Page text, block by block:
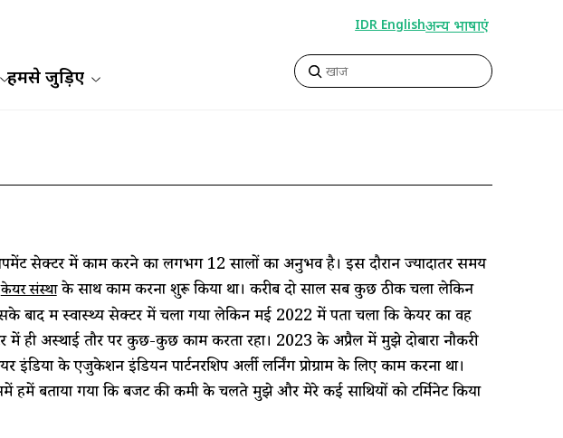
हमसे जुड़िए
IDR Englishअन्य भाषाएं
सेक्टर में काम करने का लगभग 12 सालों का अनुभव है। इस दौरान ज्यादातर समय
केयर संस्थाके साथ काम करना शुरू किया था। करीब दो साल सब कुछ ठीक चला लेकिन
उसके बाद मैं स्वास्थ्य सेक्टर में चला गया लेकिन मई 2022 में पता चला कि केयर का वह
में ही अस्थाई तौर पर कुछ-कुछ काम करता रहा। 2023 के अप्रैल में मुझे दोबारा नौकरी
के एजुकेशन इंडियन पार्टनरशिप अर्ली लर्निंग प्रोग्राम के लिए काम करना था।
बताया गया कि बजट की कमी के चलते मुझे और मेरे कई साथियों को टर्मिनेट किया